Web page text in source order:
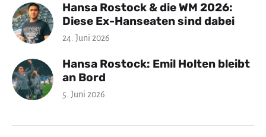
Hansa Rostock & die WM 2026:
Diese Ex-Hanseaten sind dabei
24. Juni 2026
Hansa Rostock: Emil Holten bleibt
an Bord
5. Juni 2026